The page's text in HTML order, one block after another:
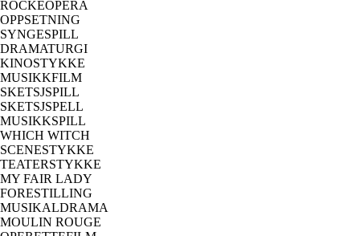
ROCKEOPERA
OPPSETNING
SYNGESPILL
DRAMATURGI
KINOSTYKKE
MUSIKKFILM
SKETSJSPILL
SKETSJSPELL
MUSIKKSPILL
WHICH WITCH
SCENESTYKKE
TEATERSTYKKE
MY FAIR LADY
FORESTILLING
MUSIKALDRAMA
MOULIN ROUGE